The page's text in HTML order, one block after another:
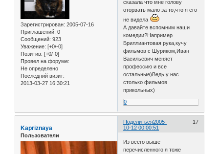
Зарегистрирован: 2005-07-16
Приглашений: 0
Сообщений: 923
Уважение: [+0/-0]
Позитив: [+0/-0]
Провел на форуме:
Не определено
Последний визит:
2013-03-27 16:30:21
сказала что мне голову
оторвать мало за то,что я его
не видела
А давайте вспомним наши
комедии?Например
Бриллиантовая рука,кучу
фильмов с Шуриком,Иван
Васильевич меняет
профессию и все
остальные)Ведь у нас
столько фильмов
прикольных)
0
Поделиться 17
2005-
10-12 00:00:51
Kapriznaya
Пользователи
Из всего выше
перечисленного я тоже